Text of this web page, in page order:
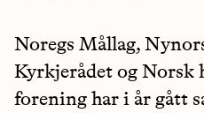
Noregs Mållag,
Kyrkjerådet og Norsk
forening har i år gått